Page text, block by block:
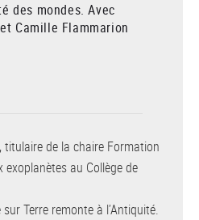
des mondes. Avec
Camille Flammarion
, titulaire de la chaire Formation
exoplanètes au Collège de
sur Terre remonte à l’Antiquité.